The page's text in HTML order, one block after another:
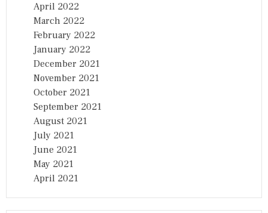
April 2022
March 2022
February 2022
January 2022
December 2021
November 2021
October 2021
September 2021
August 2021
July 2021
June 2021
May 2021
April 2021